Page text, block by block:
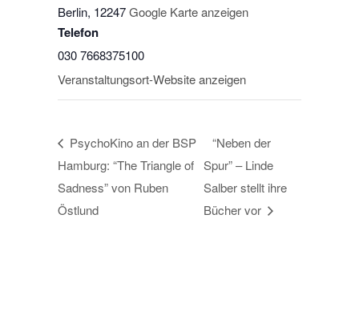
Berlin, 12247Google Karte anzeigen
Telefon
030 7668375100
Veranstaltungsort-Website anzeigen
PsychoKino an der BSP
Hamburg: “The Triangle of
Sadness” von Ruben
Östlund
“Neben der
Spur” – Linde
Salber stellt ihre
Bücher vor